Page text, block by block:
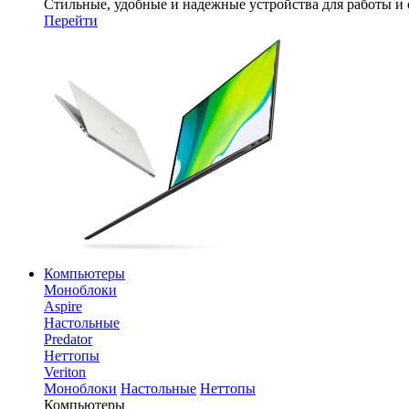
Стильные, удобные и надежные устройства для работы и
Перейти
Компьютеры
Моноблоки
Aspire
Настольные
Predator
Неттопы
Veriton
Моноблоки Настольные Неттопы
Компьютеры